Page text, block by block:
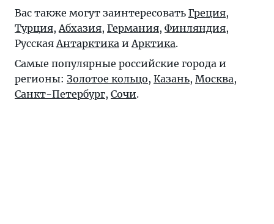
Вас также могут заинтересовать Греция,
Турция,Абхазия, Германия, Финляндия,
РусскаяАнтарктика иАрктика.
Самые популярные российские города и
регионы: Золотое кольцо, Казань, Москва,
Санкт-Петербург, Сочи.